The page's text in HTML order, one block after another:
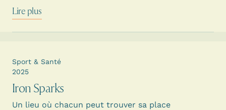
Lire plus
Iron Sparks
Un lieu où chacun peut trouver sa place
Sport & Santé
2025